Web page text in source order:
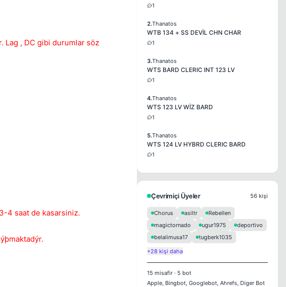
Lag , DC gibi durumlar söz
4 saat de kasarsiniz.
1
2.Thanatos
WTB 134 + SS DEVİL CHN CHAR
1
3.Thanatos
WTS BARD CLERIC INT 123 LV
1
4.Thanatos
WTS 123 LV WİZ BARD
1
5.Thanatos
WTS 124 LV HYBRD CLERIC BARD
1
Çevrimiçi Üyeler 56 kişi
Chorus asiltr
Rebellen
magictornado
ugur1975
deportivo
belalimusa17
tugberk1035
+28 kişi daha
15 misafir · 5 bot
Apple, Bingbot, Googlebot, Ahrefs, Diger Bot